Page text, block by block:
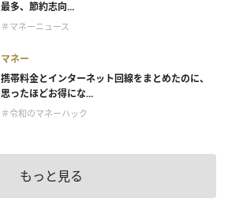
最多、節約志向...
＃マネーニュース
マネー
携帯料金とインターネット回線をまとめたのに、
思ったほどお得にな...
＃令和のマネーハック
もっと見る